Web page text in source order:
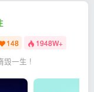
148 1948W+
毁一生 !